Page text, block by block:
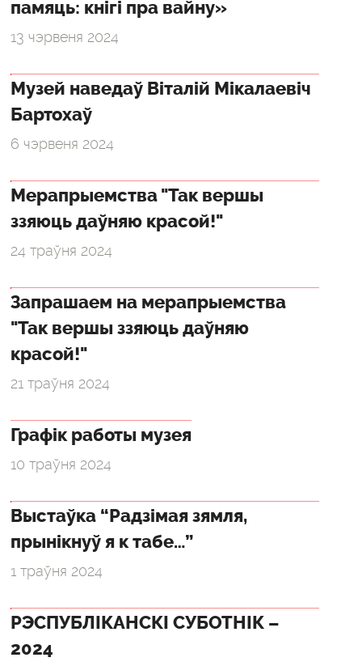
памяць: кнігі пра вайну»
13 чэрвеня 2024
Музей наведаў Віталій Мікалаевіч
Бартохаў
6 чэрвеня 2024
Мерапрыемства "Так вершы
ззяюць даўняю красой!"
24 траўня 2024
Запрашаем на мерапрыемства
"Так вершы ззяюць даўняю
красой!"
21 траўня 2024
Графік работы музея
10 траўня 2024
Выстаўка “Радзімая зямля,
прынікнуў я к табе…”
1 траўня 2024
РЭСПУБЛІКАНСКІ СУБОТНІК –
2024